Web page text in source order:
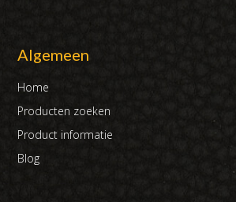
Algemeen
Home
Producten zoeken
Product informatie
Blog